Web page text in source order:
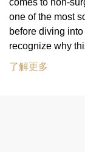
comes to non-
one of the most
before diving
recognize why
了解更多